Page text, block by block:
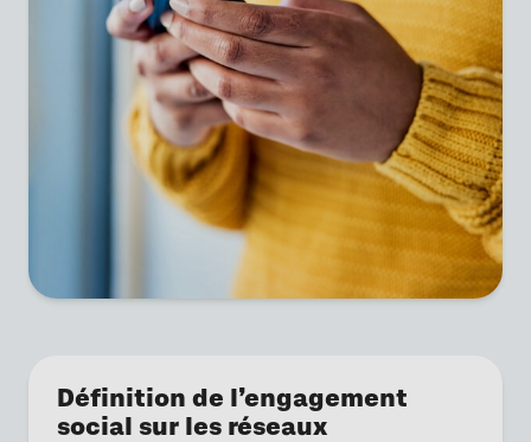
Définition de l’engagement
social sur les réseaux